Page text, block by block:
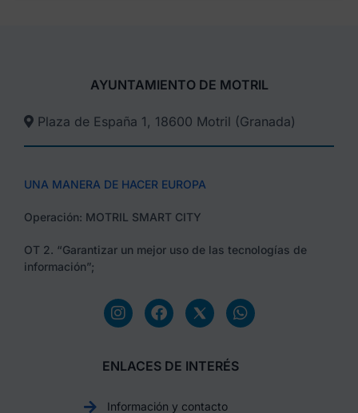
AYUNTAMIENTO DE MOTRIL
Plaza de España 1, 18600 Motril (Granada)​
UNA MANERA DE HACER EUROPA
Operación: MOTRIL SMART CITY
OT 2. “Garantizar un mejor uso de las tecnologías de
información”;
ENLACES DE INTERÉS
Información y contacto